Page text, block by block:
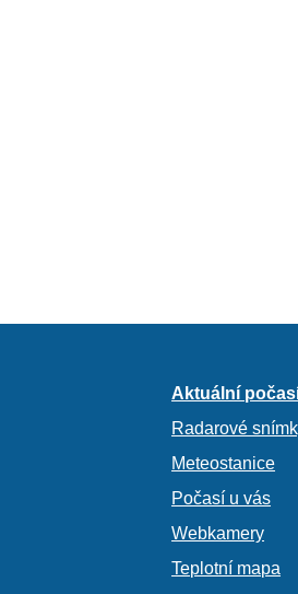
Aktuální
Radarové
Meteostanice
Počasí u vás
Webkamery
Teplotní mapa